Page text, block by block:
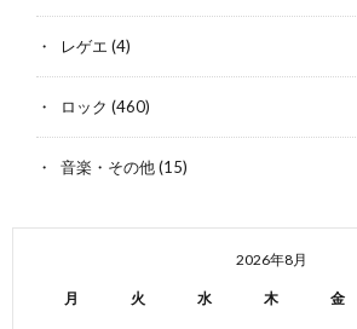
レゲエ (4)
ロック (460)
音楽・その他(15)
2026年8月
月 火 水 木 金